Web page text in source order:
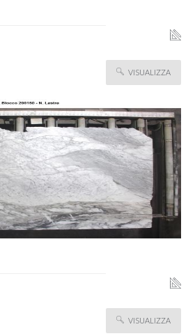
VISUALIZZA
VISUALIZZA